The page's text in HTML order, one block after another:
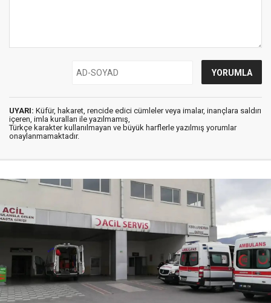
UYARI: Küfür, hakaret, rencide edici cümleler veya imalar, inançlara saldırı
içeren, imla kuralları ile yazılmamış,
Türkçe karakter kullanılmayan ve büyük harflerle yazılmış yorumlar
onaylanmamaktadır.